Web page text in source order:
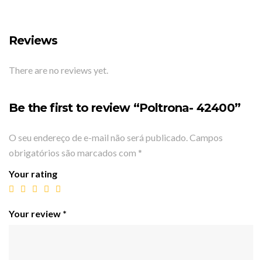
Reviews
There are no reviews yet.
Be the first to review “Poltrona- 42400”
O seu endereço de e-mail não será publicado.Campos
obrigatórios são marcados com *
Your rating
Your review *